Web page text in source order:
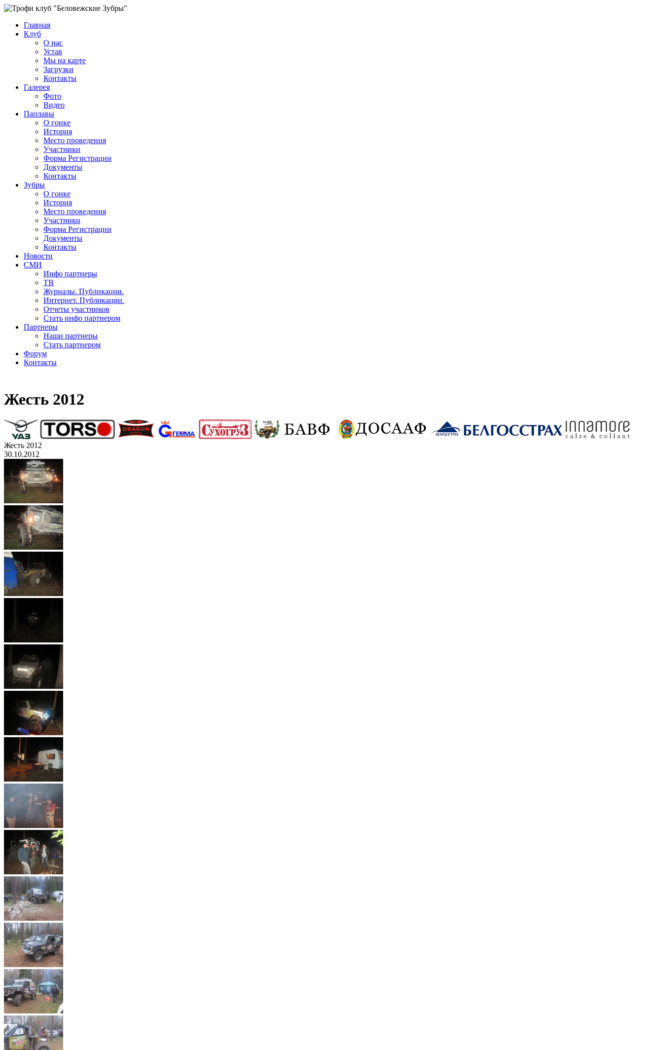
Главная
Клуб
О нас
Устав
Мы на карте
Загрузки
Контакты
Галерея
Фото
Видео
Паплавы
О гонке
История
Место проведения
Участники
Форма Регистрации
Документы
Контакты
Зубры
О гонке
История
Место проведения
Участники
Форма Регистрации
Документы
Контакты
Новости
СМИ
Инфо партнеры
ТВ
Журналы. Публикации.
Интернет. Публикации.
Отчеты участников
Стать инфо партнером
Партнеры
Наши партнеры
Стать партнером
Форум
Контакты
Жесть 2012
Жесть 2012
30.10.2012